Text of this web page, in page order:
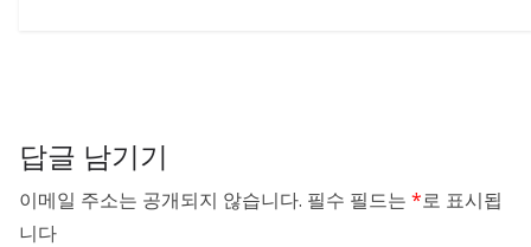
답글 남기기
이메일 주소는 공개되지 않습니다. 필수 필드는 *로 표시됩
니다